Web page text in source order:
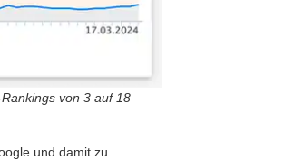
von 3 auf 18
und damit zu